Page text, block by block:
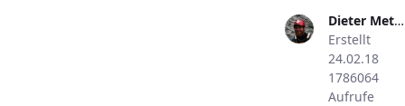
Dieter Metzler
Erstellt
24.02.18
1786064
Aufrufe